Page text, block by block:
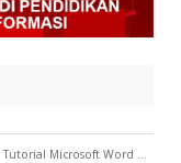
Tutorial Microsoft Word